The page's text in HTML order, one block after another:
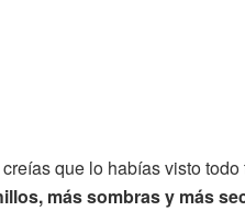
que lo habías visto todo
más sombras y más